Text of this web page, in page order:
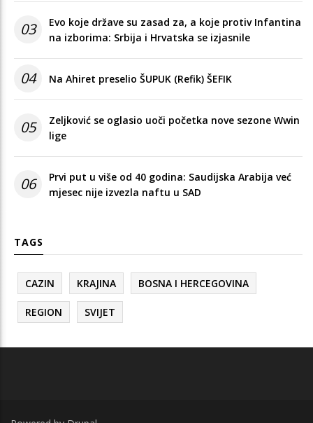
03
Evo koje države su zasad za, a koje protiv Infantina
na izborima: Srbija i Hrvatska se izjasnile
04 Na Ahiret preselio ŠUPUK (Refik) ŠEFIK
05
Zeljković se oglasio uoči početka nove sezone Wwin
lige
06
Prvi put u više od 40 godina: Saudijska Arabija već
mjesec nije izvezla naftu u SAD
TAGS
CAZIN KRAJINA BOSNA I HERCEGOVINA
REGION SVIJET